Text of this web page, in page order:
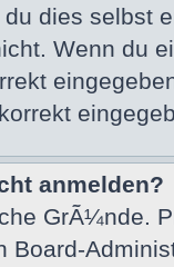
dies selbst
Wenn du
anmelden?
GrÃ¼nde.
Board-